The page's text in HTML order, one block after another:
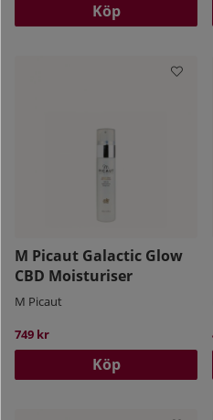
Köp
M Picaut Galactic Glow
CBD Moisturiser
M Picaut
749 kr
Köp